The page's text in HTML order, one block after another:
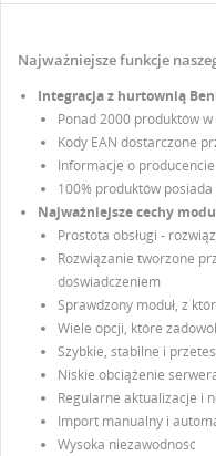
Najważniejsze funkcje
Integracja z hurtownią
Ponad 2000 produktów
Kody EAN dostarczone
Informacje o
100% produktów
Najważniejsze cechy
Prostota obsługi -
Rozwiązanie tworzone
doświadczeniem
Sprawdzony moduł, z
Wiele opcji, które
Szybkie, stabilne i
Niskie obciążenie
Regularne aktualizacje i
Import manualny i
Wysoka niezawodność
DODAJ DO
UTWÓRZ LISTĘ
NAZWA LISTY ŻYCZEŃ
ZALOGUJ SIĘ
Musisz być
liście życzeń.